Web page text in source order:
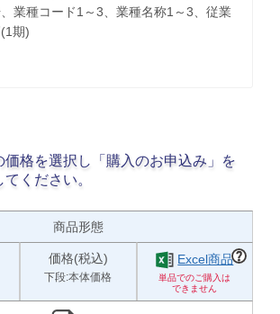
業種コード1～3、業種名称1～3、従業
期)
価格を選択し「購入のお申込み」を
ください。
商品形態
価格(税込)
下段:本体価格
Excel商品